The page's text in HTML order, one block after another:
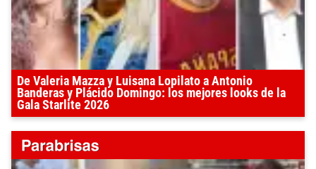
De Valeria Mazza y Luisana Lopilato a Antonio
Banderas y Plácido Domingo: los mejores looks de la
Gala Starlite 2026